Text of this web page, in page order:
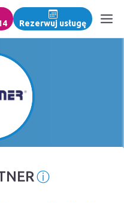
Rezerwuj usługę
ⓘInformacja